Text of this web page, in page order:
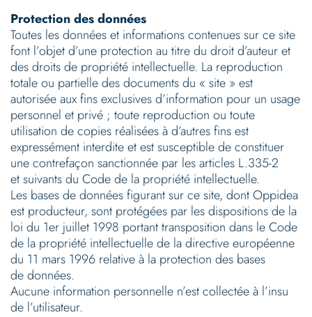
Protection des données
Toutes les données et informations contenues sur ce site
font l’objet d’une protection au titre du droit d’auteur et
des droits de propriété intellectuelle. La reproduction
totale ou partielle des documents du « site » est
autorisée aux fins exclusives d’information pour un usage
personnel et privé ; toute reproduction ou toute
utilisation de copies réalisées à d’autres fins est
expressément interdite et est susceptible de constituer
une contrefaçon sanctionnée par les articles L.335-2
et suivants du Code de la propriété intellectuelle.
Les bases de données figurant sur ce site, dont Oppidea
est producteur, sont protégées par les dispositions de la
loi du 1er juillet 1998 portant transposition dans le Code
de la propriété intellectuelle de la directive européenne
du 11 mars 1996 relative à la protection des bases
de données.
Aucune information personnelle n’est collectée à l’insu
de l’utilisateur.